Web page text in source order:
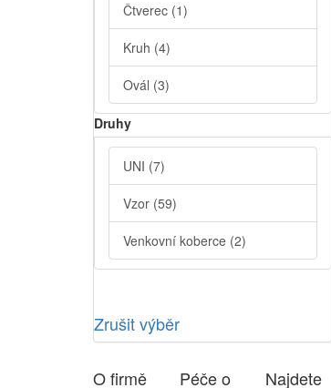
Čtverec (1)
Kruh (4)
Ovál (3)
Druhy
UNI (7)
Vzor (59)
Venkovní koberce (2)
Zrušit výběr
O firmě Péče o Najdete